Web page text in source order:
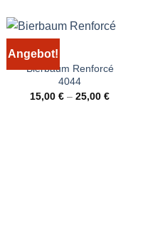
Angebot!
Bierbaum Renforcé
4044
15,00€ –25,00€